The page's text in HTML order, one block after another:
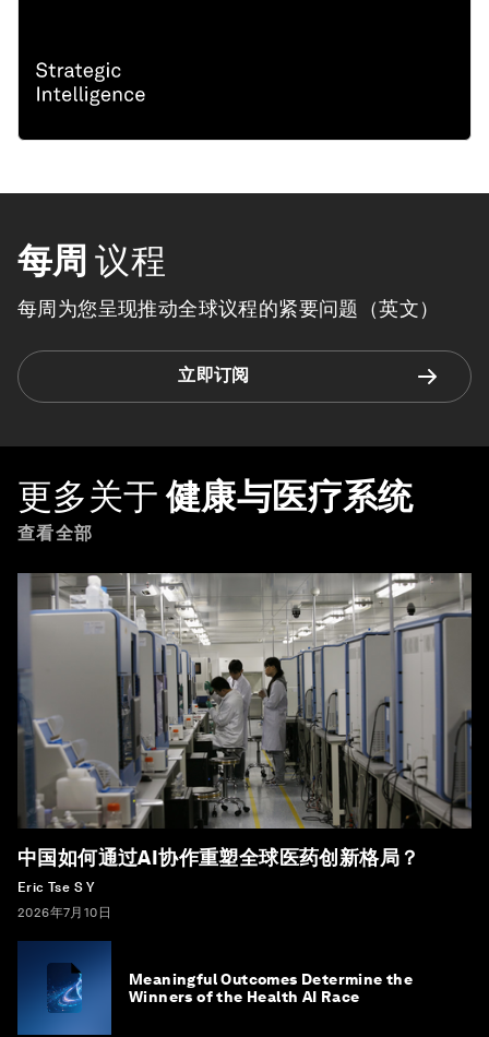
每周 议程
每周为您呈现推动全球议程的紧要问题（英文）
立即订阅
更多关于 健康与医疗系统
查看全部
中国如何通过AI协作重塑全球医药创新格局？
Eric Tse S Y
2026年7月10日
Meaningful Outcomes Determine the
Winners of the Health AI Race